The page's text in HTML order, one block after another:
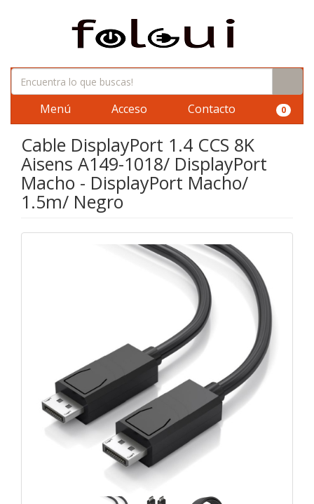
Menú Acceso Contacto 0
Cable DisplayPort 1.4 CCS 8K
Aisens A149-1018/ DisplayPort
Macho - DisplayPort Macho/
1.5m/ Negro